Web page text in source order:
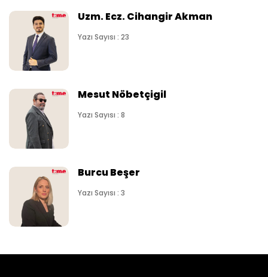
Uzm. Ecz. Cihangir Akman
Yazı Sayısı : 23
Mesut Nöbetçigil
Yazı Sayısı : 8
Burcu Beşer
Yazı Sayısı : 3